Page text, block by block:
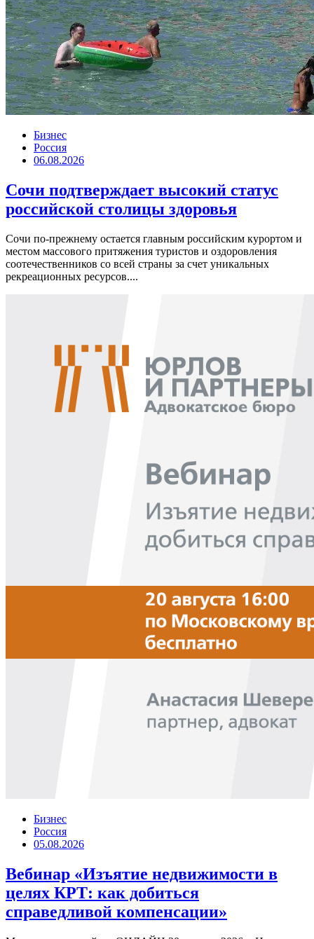
Бизнес
Россия
06.08.2026
Сочи подтверждает высокий статус
российской столицы здоровья
Сочи по-прежнему остается главным российским курортом и
местом массового притяжения туристов и оздоровления
соотечественников со всей страны за счет уникальных
рекреационных ресурсов....
Бизнес
Россия
05.08.2026
Вебинар «Изъятие недвижимости в
целях КРТ: как добиться
справедливой компенсации»